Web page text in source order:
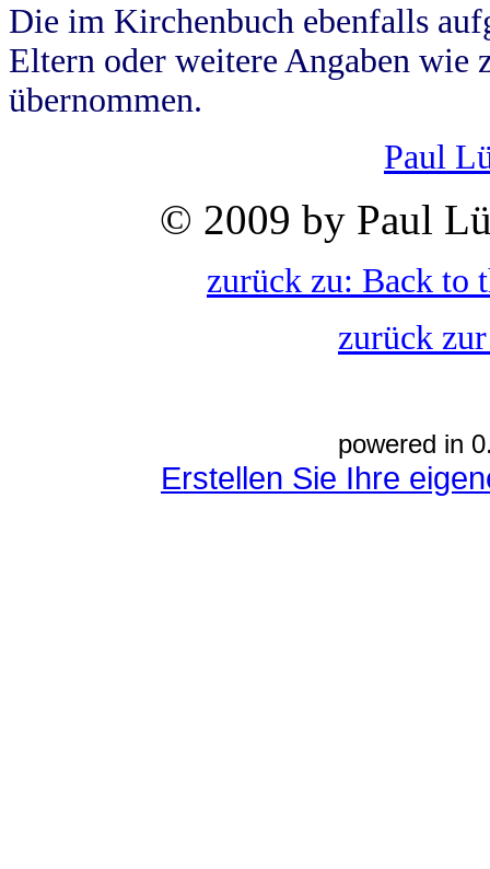
Die im Kirchenbuch ebenfalls
Eltern oder weitere Angaben wie
übernommen.
Paul
© 2009 by Paul
zurück zu: Back to
zurück
powered in
Erstellen Sie Ihre